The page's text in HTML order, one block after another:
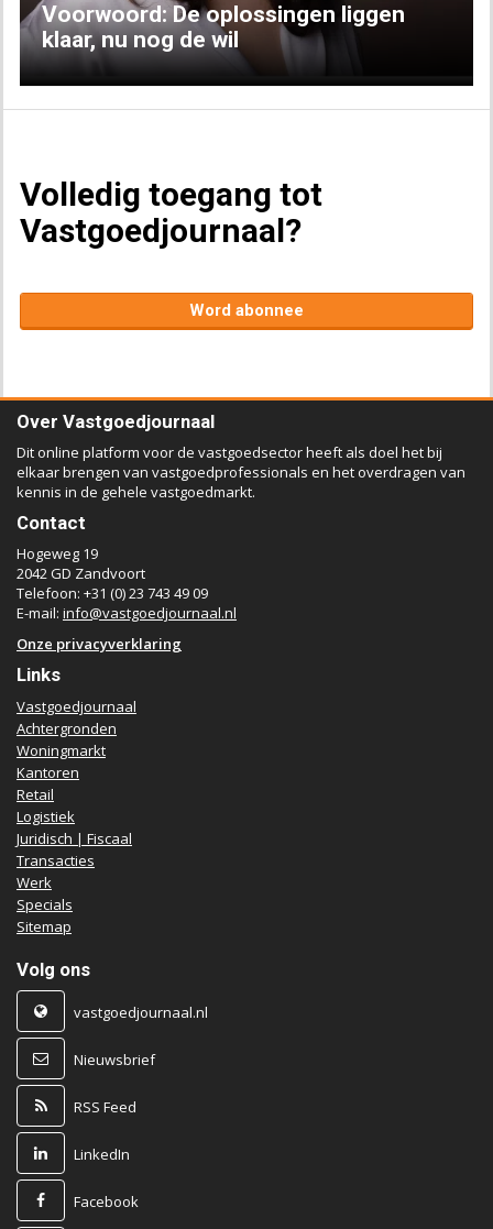
Voorwoord: De oplossingen liggen
klaar, nu nog de wil
Volledig toegang tot
Vastgoedjournaal?
Word abonnee
Over Vastgoedjournaal
Dit online platform voor de vastgoedsector heeft als doel het bij
elkaar brengen van vastgoedprofessionals en het overdragen van
kennis in de gehele vastgoedmarkt.
Contact
Hogeweg 19
2042 GD Zandvoort
Telefoon: +31 (0) 23 743 49 09
E-mail: info@vastgoedjournaal.nl
Onze privacyverklaring
Links
Vastgoedjournaal
Achtergronden
Woningmarkt
Kantoren
Retail
Logistiek
Juridisch | Fiscaal
Transacties
Werk
Specials
Sitemap
Volg ons
vastgoedjournaal.nl
Nieuwsbrief
RSS Feed
LinkedIn
Facebook